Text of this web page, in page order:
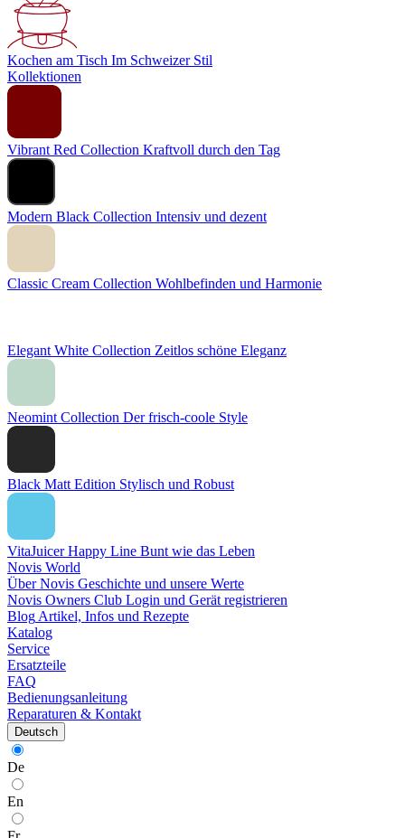
Kochen am Tisch Im Schweizer Stil
Kollektionen
Vibrant Red Collection Kraftvoll durch den Tag
Modern Black Collection Intensiv und dezent
Classic Cream Collection Wohlbefinden und Harmonie
Elegant White Collection Zeitlos schöne Eleganz
Neomint Collection Der frisch-coole Style
Black Matt Edition Stylisch und Robust
VitaJuicer Happy Line Bunt wie das Leben
Novis World
Über Novis Geschichte und unsere Werte
Novis Owners Club Login und Gerät registrieren
Blog Artikel, Infos und Rezepte
Katalog
Service
Ersatzteile
FAQ
Bedienungsanleitung
Reparaturen & Kontakt
Deutsch
De
En